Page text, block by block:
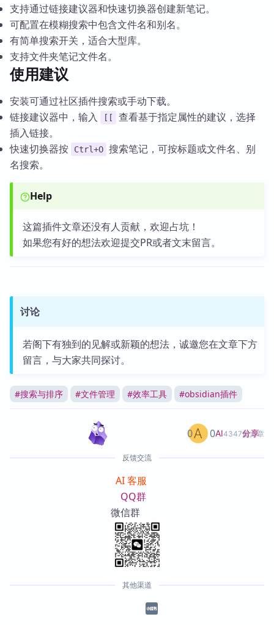
支持通过链接建议器和快速切换器创建新笔记。
可配置在模糊搜索中包含文件名和别名。
有简单搜索开关，适合大型库。
支持文件夹笔记文件名。
使用建议
安装可通过社区插件搜索或手动下载。
链接建议器中，输入
[[
查看基于指定属性的建议，选择
插入链接。
快速切换器按
Ctrl+O 搜索笔记，可按标题或文件名、别
名搜索。
Help
这篇插件文章还没有人贡献，欢迎占坑！
如果您有好的想法欢迎提交PR或者文末留言。
讨论
若阁下有独到的见解或新颖的想法，诚邀您在文章下方
留言，与大家共同探讨。
#搜索与排序 #文件管理 #效率工具 #obsidian插件
AI4347篇文章
0 0 分享
反馈交流
AI 客服
QQ群
微信群
其他渠道